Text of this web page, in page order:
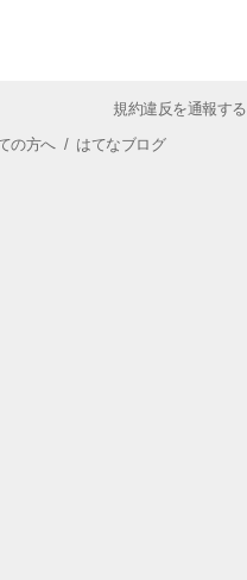
規約違反を通報する
の方へ/ はてなブログ